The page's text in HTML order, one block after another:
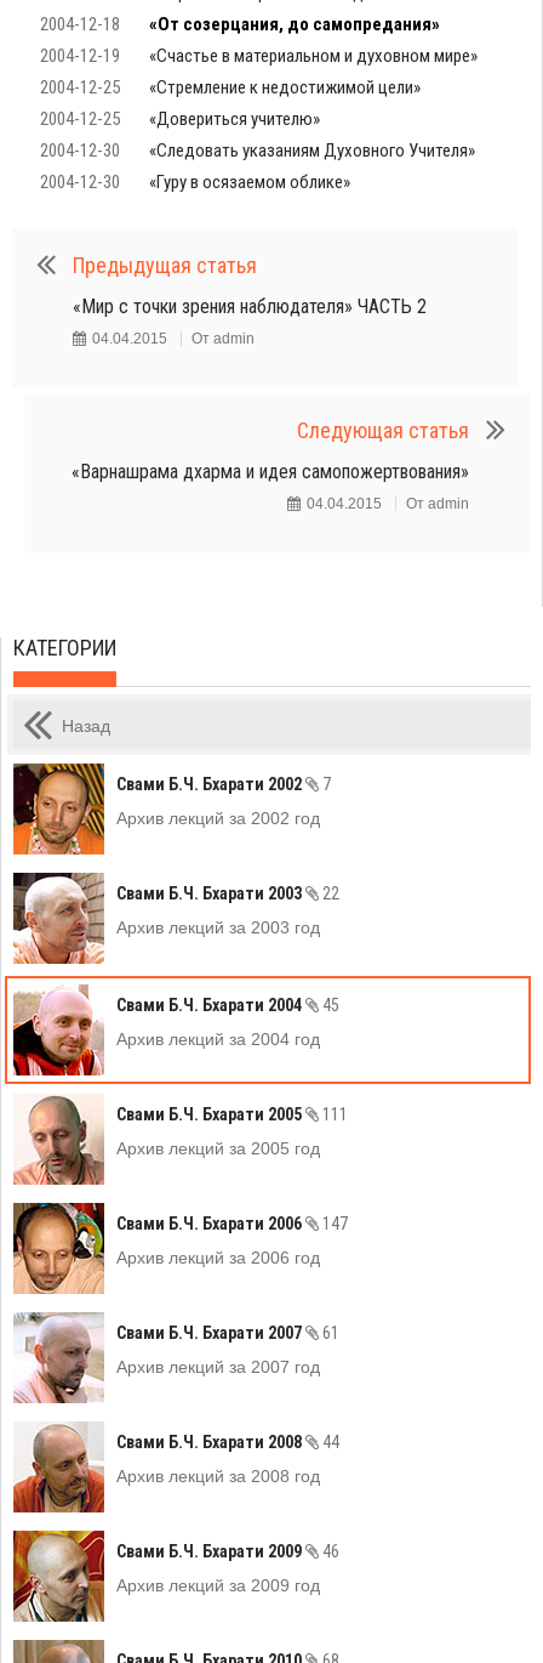
2004-12-18
«От созерцания, до самопредания»
2004-12-19
«Счастье в материальном и духовном мире»
2004-12-25
«Стремление к недостижимой цели»
2004-12-25
«Довериться учителю»
2004-12-30
«Следовать указаниям Духовного Учителя»
2004-12-30
«Гуру в осязаемом облике»
Предыдущая статья
«Мир с точки зрения наблюдателя» ЧАСТЬ 2
04.04.2015 От admin
Следующая статья
«Варнашрама дхарма и идея самопожертвования»
04.04.2015 От admin
КАТЕГОРИИ
Назад
Свами Б.Ч. Бхарати 2002
7
Архив лекций за 2002 год
Свами Б.Ч. Бхарати 2003
22
Архив лекций за 2003 год
Свами Б.Ч. Бхарати 2004
45
Архив лекций за 2004 год
Свами Б.Ч. Бхарати 2005
111
Архив лекций за 2005 год
Свами Б.Ч. Бхарати 2006
147
Архив лекций за 2006 год
Свами Б.Ч. Бхарати 2007
61
Архив лекций за 2007 год
Свами Б.Ч. Бхарати 2008
44
Архив лекций за 2008 год
Свами Б.Ч. Бхарати 2009
46
Архив лекций за 2009 год